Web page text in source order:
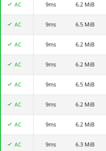
AC _FJX_
9ms 6.2 MiB
AC 吴双
9ms 6.5 MiB
AC 沈熠
9ms 6.2 MiB
AC _JwJ_QwQ_
9ms 6.2 MiB
AC 耿煜尧
9ms 6.5 MiB
AC jiayelin
9ms 6.2 MiB
AC jiangtc
9ms 6.2 MiB
AC 崔祎恬
9ms 6.3 MiB